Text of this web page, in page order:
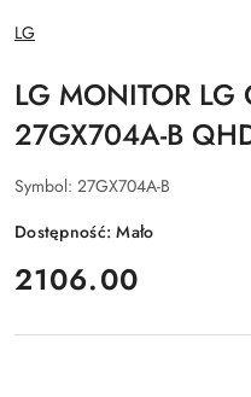
NAZWA
PRODUCENTA:
LG
LG MONITOR
27GX704A-B
Symbol: 27GX704A-B
Dostępność:Mało
cena:
2106.00